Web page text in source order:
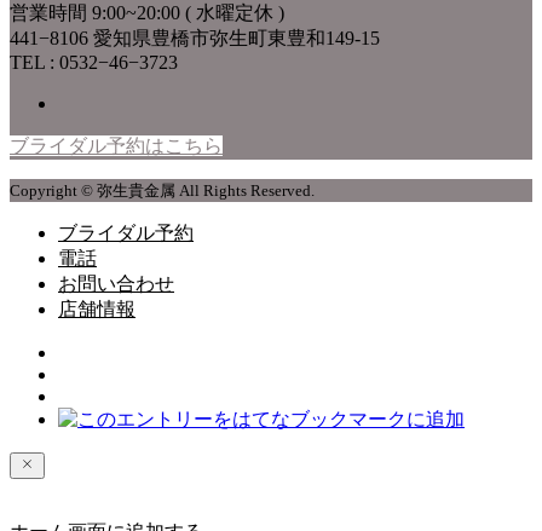
営業時間 9:00~20:00 ( 水曜定休 )
441−8106 愛知県豊橋市弥生町東豊和149-15
TEL : 0532−46−3723
ブライダル予約はこちら
Copyright © 弥生貴金属 All Rights Reserved.
ブライダル予約
電話
お問い合わせ
店舗情報